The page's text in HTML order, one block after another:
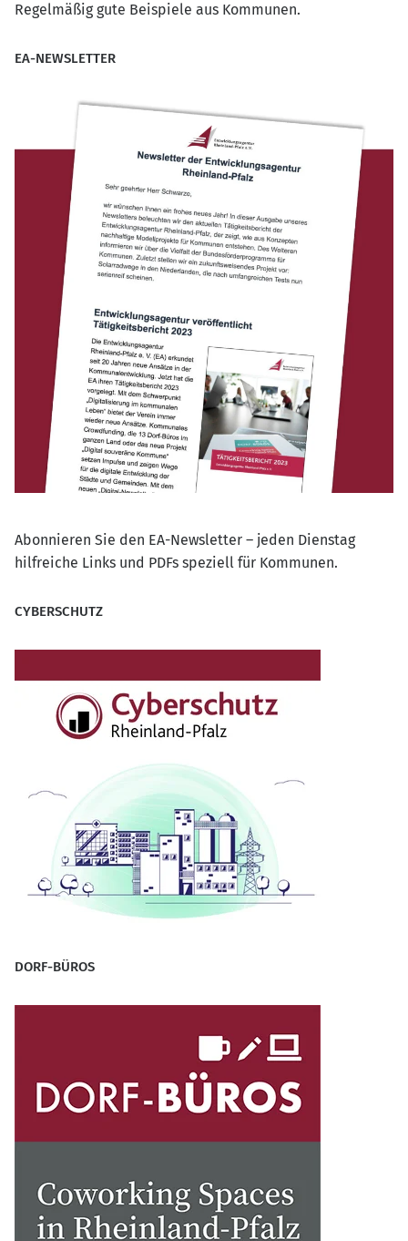
Regelmäßig gute Beispiele aus Kommunen.
EA-NEWSLETTER
Abonnieren Sie den EA-Newsletter – jeden Dienstag
hilfreiche Links und PDFs speziell für Kommunen.
CYBERSCHUTZ
DORF-BÜROS